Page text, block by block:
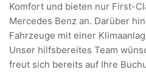
Komfort und bieten nur First-
Mercedes Benz an. Darüber
Fahrzeuge mit einer
Unser hilfsbereites Team
freut sich bereits auf Ihre